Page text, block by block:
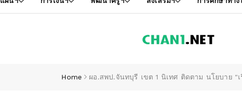
Home ผอ.สพป.จันทบุรี เขต 1 นิเทศ ติดตาม นโยบาย "